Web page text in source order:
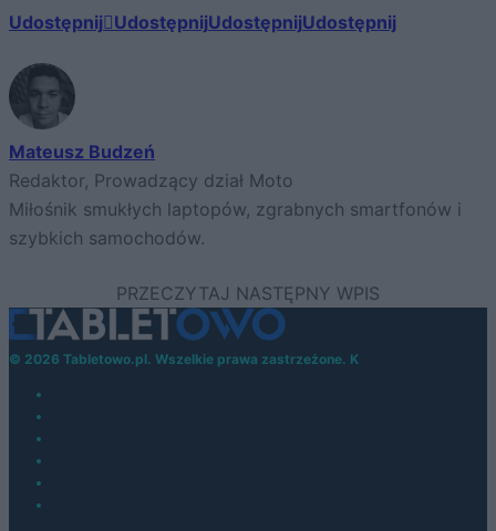
Udostępnij UdostępnijUdostępnijUdostępnij
Mateusz Budzeń
Redaktor, Prowadzący dział Moto
Miłośnik smukłych laptopów, zgrabnych smartfonów i
szybkich samochodów.
© 2026 Tabletowo.pl. Wszelkie prawa zastrzeżone. K